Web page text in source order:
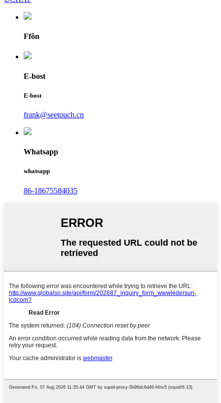
Ffôn
E-bost
E-bost
frank@seetouch.cn
Whatsapp
whatsapp
86-18675584035